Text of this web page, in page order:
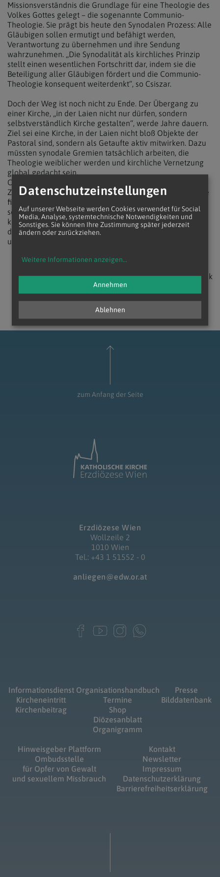
Missionsverständnis die Grundlage für eine Theologie des
Volkes Gottes gelegt – die sogenannte Communio-
Theologie. Sie prägt bis heute den Synodalen Prozess: Alle
Gläubigen sollen ermutigt und befähigt werden,
Verantwortung zu übernehmen und ihre Sendung
wahrzunehmen. „Die Synodalität als kirchliches Prinzip
stellt einen wesentlichen Fortschritt dar, indem sie die
Beteiligung aller Gläubigen fördert und die Communio-
Theologie konsequent weiterdenkt“, so Csiszar.
Doch der Weg ist noch nicht zu Ende. Der Übergang zu
einer Kirche, „in der Laien nicht nur dürfen, sondern
selbstverständlich Kirche gestalten“, werde Jahre dauern.
Ziel sei eine Kirche, in der Laien nicht bloß Objekte der
Pastoral sind, sondern als Getaufte aktiv mitwirken. Dazu
müssten synodale Gremien tatsächlich arbeiten, die
Theologie weiblicher werden und kirchliche Vernetzung
global gedacht sein.
Csiszar sieht darin eine große Chance: „Die
Zusammenschau von Konzil und Synode macht die Kirche
fit für die Zukunft – nicht nur im deutschen Sprachraum,
sondern in Europa und darüber hinaus.“ Synodalität sei
kein bloßes Schlagwort, sondern Ausdruck einer Kirche,
die sich als Volk Gottes versteht und gemeinsam
unterwegs ist.
zurück
zum Anfang der Seite
Erzdiözese Wien
Wollzeile 2
1010 Wien
Tel.: +43 1 51552 - 0
anliegen@edw.or.at
Informationsdienst
Kircheneintritt
Kirchenbeitrag
Organisationshandbuch
Termine
Shop
Diözesanblatt
Organigramm
Presse
Bilddatenbank
Hinweisgeber Plattform
Ombudsstelle
für Opfer von Gewalt
und sexuellem Missbrauch
Kontakt
Newsletter
Impressum
Datenschutzerklärung
Barrierefreiheitserklärung
Datenschutzeinstellungen
Auf unserer Webseite werden Cookies verwendet für Social
Media, Analyse, systemtechnische Notwendigkeiten und
Sonstiges. Sie können Ihre Zustimmung später jederzeit
ändern oder zurückziehen.
Weitere Informationen anzeigen...
Ablehnen
Annehmen